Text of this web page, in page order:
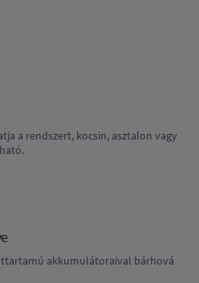
a rendszert, kocsin, asztalon vagy
akkumulátoraival bárhová